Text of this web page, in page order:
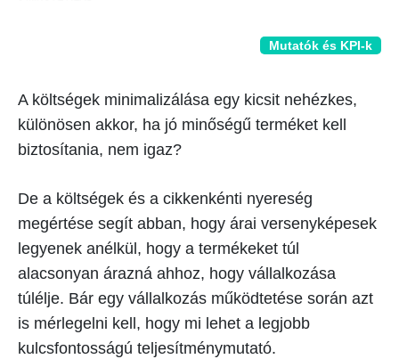
Mutatók és KPI-k
A költségek minimalizálása egy kicsit nehézkes,
különösen akkor, ha jó minőségű terméket kell
biztosítania, nem igaz?
De a költségek és a cikkenkénti nyereség
megértése segít abban, hogy árai versenyképesek
legyenek anélkül, hogy a termékeket túl
alacsonyan árazná ahhoz, hogy vállalkozása
túlélje. Bár egy vállalkozás működtetése során azt
is mérlegelni kell, hogy mi lehet a legjobb
kulcsfontosságú teljesítménymutató.